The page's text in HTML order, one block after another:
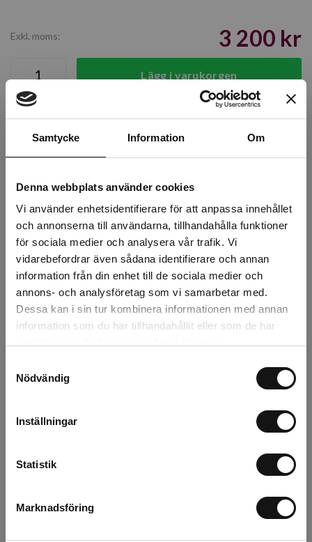
Samtycke Information Om
Denna webbplats använder cookies
Vi använder enhetsidentifierare för att anpassa innehållet
och annonserna till användarna, tillhandahålla funktioner
för sociala medier och analysera vår trafik. Vi
vidarebefordrar även sådana identifierare och annan
information från din enhet till de sociala medier och
annons- och analysföretag som vi samarbetar med.
Dessa kan i sin tur kombinera informationen med annan
information som du har tillhandahållit eller som de har
Nödvändig
Inställningar
Statistik
Marknadsföring
Exkl. moms: 3 200 kr
Lägg i varukorgen
Över 30 år i branschen!
Årsta 2 st
Rotebro 0 st
Uppsala
Beskrivning